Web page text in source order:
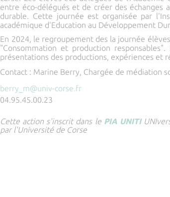
entre éco-délégués et de créer des échanges
durable. Cette journée est organisée par
académique d'Education au Développement
En 2024, le regroupement des la journée
"Consommation et production
présentations des productions, expériences et
Contact : Marine Berry, Chargée de médiation
berry_m@univ-corse.fr
04.95.45.00.23
Cette action s'inscrit dans le PIA UNITI
par l'Université de Corse